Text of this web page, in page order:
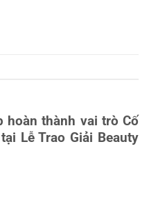
hoàn thành vai trò Cố
Lễ Trao Giải Beauty